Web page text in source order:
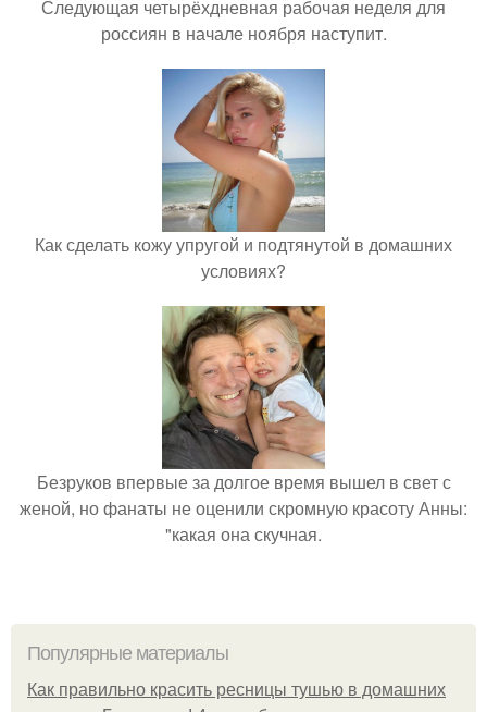
Следующая четырёхдневная рабочая неделя для
россиян в начале ноября наступит.
Как сделать кожу упругой и подтянутой в домашних
условиях?
Безруков впервые за долгое время вышел в свет с
женой, но фанаты не оценили скромную красоту Анны:
"какая она скучная.
Популярные материалы
Как правильно красить ресницы тушью в домашних